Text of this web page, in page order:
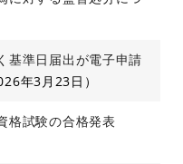
基準日届出が電子申請
年3月23日
格試験の合格発表